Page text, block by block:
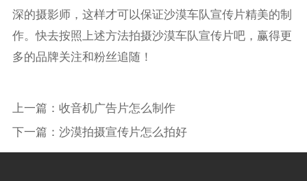
深的摄影师，这样才可以保证沙漠车队宣传片精美的制
作。快去按照上述方法拍摄沙漠车队宣传片吧，赢得更
多的品牌关注和粉丝追随！
上一篇： 收音机广告片怎么制作
下一篇： 沙漠拍摄宣传片怎么拍好